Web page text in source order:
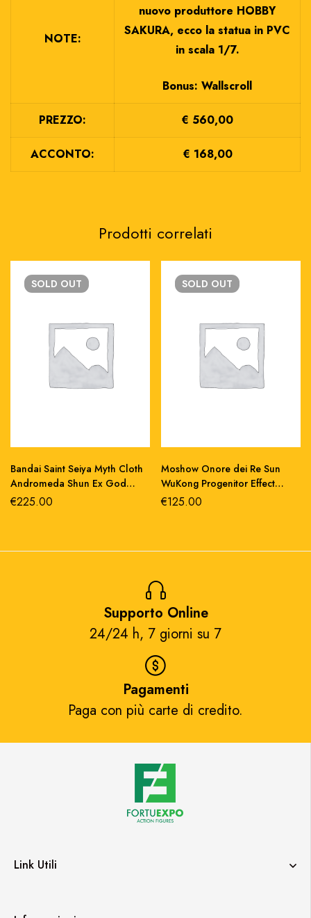
NOTE:
nuovo produttore HOBBY
SAKURA, ecco la statua in PVC
in scala 1/7.
Bonus: Wallscroll
PREZZO: € 560,00
ACCONTO: € 168,00
Prodotti correlati
SOLD OUT
Bandai Saint Seiya Myth Cloth
Andromeda Shun Ex God
Cloth v4 action figure 17 cm
€225.00
SOLD OUT
Moshow Onore dei Re Sun
WuKong Progenitor Effect
Class action figure 23 cm
€125.00
Supporto Online
24/24 h, 7 giorni su 7​
Pagamenti
Paga con più carte di credito.​
Link Utili